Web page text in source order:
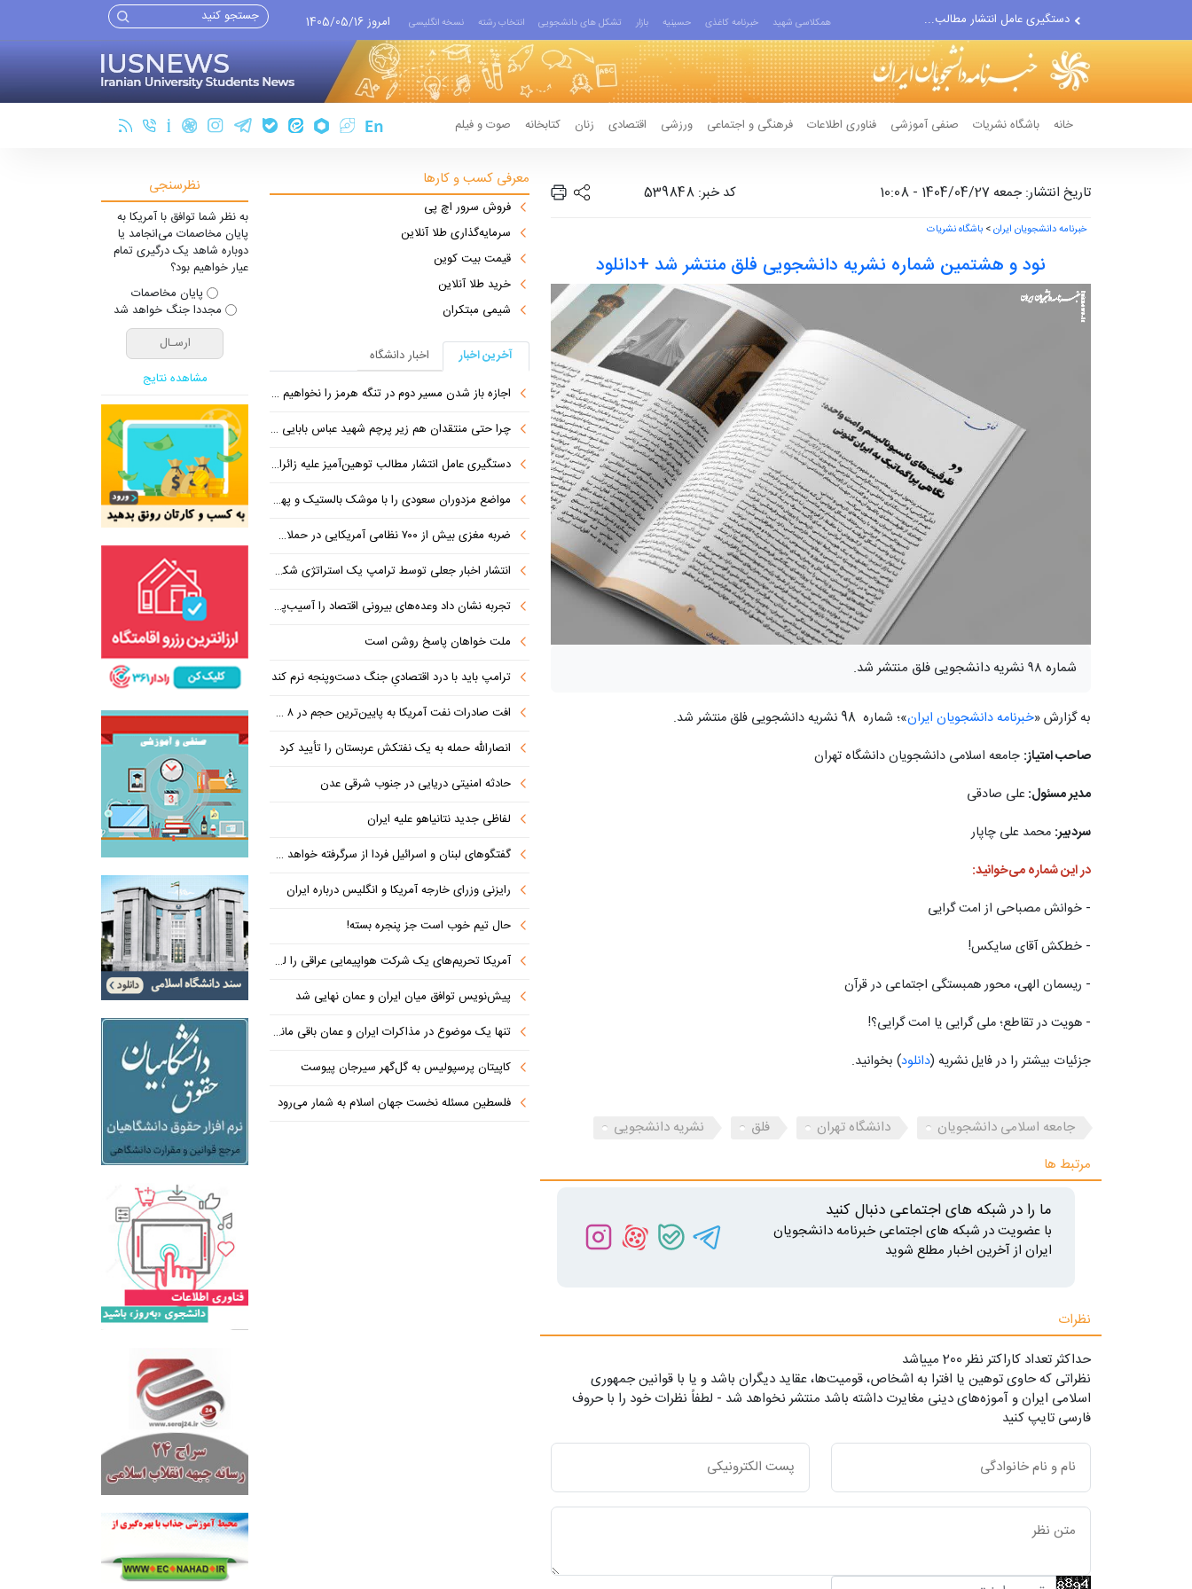
مواضع مزدوران سعودی را با...
ضربه مغزی بیش از ۷۰۰ نظامی...
همکلاسی شهید خبرنامه کاغذی حسینیه بازار تشکل های دانشجویی انتخاب رشته نسخه انگلیسی امروز 1405/05/16
خانه باشگاه نشریات صنفی آموزشی فناوری اطلاعات فرهنگی و اجتماعی ورزشی اقتصادی زنان کتابخانه صوت و فیلم
تاریخ انتشار: جمعه 1404/04/27 - 10:08 کد خبر: 539848
خبرنامه دانشجویان ایران> باشگاه نشریات
نود و هشتمین شماره نشریه دانشجویی فلق منتشر شد +دانلود
شماره ۹۸ نشریه دانشجویی فلق منتشر شد.
به گزارش «خبرنامه دانشجویان ایران»؛ شماره 98 نشریه دانشجویی فلق منتشر شد.
صاحب امتیاز: جامعه اسلامی دانشجویان دانشگاه تهران
مدیر مسئول: علی صادقی
سردبیر: محمد علی چاپار
در این شماره می‌خوانید:
- خوانش مصباحی از امت گرایی
- خطکش آقای سایکس!
- ریسمان الهی، محور همبستگی اجتماعی در قرآن
- هویت در تقاطع؛ ملی گرایی یا امت گرایی؟!
جزئیات بیشتر را در فایل نشریه (دانلود) بخوانید.
جامعه اسلامی دانشجویان دانشگاه تهران فلق
نشریه دانشجویی
مرتبط ها
ما را در شبکه های اجتماعی دنبال کنید
با عضویت در شبکه های اجتماعی خبرنامه دانشجویان
ایران از آخرین اخبار مطلع شوید
نظرات
حداکثر تعداد کاراکتر نظر 200 ميياشد
نظراتی که حاوی توهین یا افترا به اشخاص، قومیت‌ها، عقاید دیگران باشد و یا با قوانین جمهوری
اسلامی ایران و آموزه‌های دینی مغایرت داشته باشد منتشر نخواهد شد - لطفاً نظرات خود را با حروف
فارسی تایپ کنید
معرفی کسب و کارها
فروش سرور اچ پی
سرمایه‌گذاری طلا آنلاین
قیمت بیت کوین
خرید طلا آنلاین
شیمی مبتکران
آخرین اخبار
اخبار دانشگاه
اجازه باز شدن مسیر دوم در تنگه هرمز را نخواهیم داد
چرا حتی منتقدان هم زیر پرچم شهید عباس بابایی ایستادند؟
دستگیری عامل انتشار مطالب توهین‌آمیز علیه زائران اربعین در فضای مجازی
مواضع مزدوران سعودی را با موشک بالستیک و پهپاد در هم شکستیم
ضربه مغزی بیش از ۷۰۰ نظامی آمریکایی در حملات ایران
انتشار اخبار جعلی توسط ترامپ یک استراتژی شکست خورده است
تجربه نشان داد وعده‌های بیرونی اقتصاد را آسیب‌پذیرتر می‌کند
ملت خواهان پاسخ روشن است
ترامپ باید با درد اقتصادیِ جنگ دست‌و‌پنجه نرم کند
افت صادرات نفت آمریکا به پایین‌ترین حجم در ۸ ماه اخیر
انصارالله حمله به یک نفتکش عربستان را تأیید کرد
حادثه امنیتی دریایی در جنوب شرقی عدن
لفاظی جدید نتانیاهو علیه ایران
گفتگوهای لبنان و اسرائیل فردا از سرگرفته خواهد شد!
رایزنی وزرای خارجه آمریکا و انگلیس درباره ایران
حال تیم خوب است جز پنجره بسته!
آمریکا تحریم‌های یک شرکت هواپیمایی عراقی را لغو کرد
پیش‌نویس توافق میان ایران و عمان نهایی شد
تنها یک موضوع در مذاکرات ایران و عمان باقی مانده است
کاپیتان پرسپولیس به گل‌گهر سیرجان پیوست
فلسطین مسئله نخست جهان اسلام به شمار می‌رود
نظرسنجی
به نظر شما توافق با آمریکا به
پایان مخاصمات می‌انجامد یا
دوباره شاهد یک درگیری تمام
عیار خواهیم بود؟
پایان مخاصمات
مجددا جنگ خواهد شد
مشاهده نتایج